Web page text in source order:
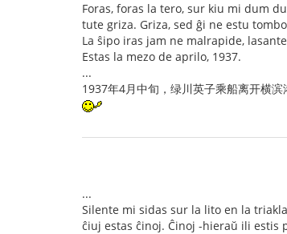
Foras, foras la tero, sur kiu mi dum
tute griza. Griza, sed ĝi ne estu
La ŝipo iras jam ne malrapide,
Estas la mezo de aprilo, 1937.
...
1937年4月中旬，绿川英子乘船离开横
...
Silente mi sidas sur la lito en la
ĉiuj estas ĉinoj. Ĉinoj -hieraŭ ili estis